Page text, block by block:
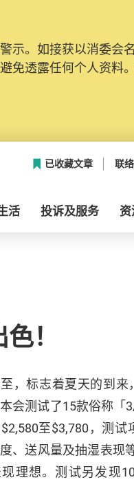
示。如接获以消委会
免透露任何个人资料
已收藏文章 联
活 投诉及服务
！
，标志着夏天的到
会测试了15款俗称「
至$3,780，测试
、送风量及抽湿表现
理想。测试另发现